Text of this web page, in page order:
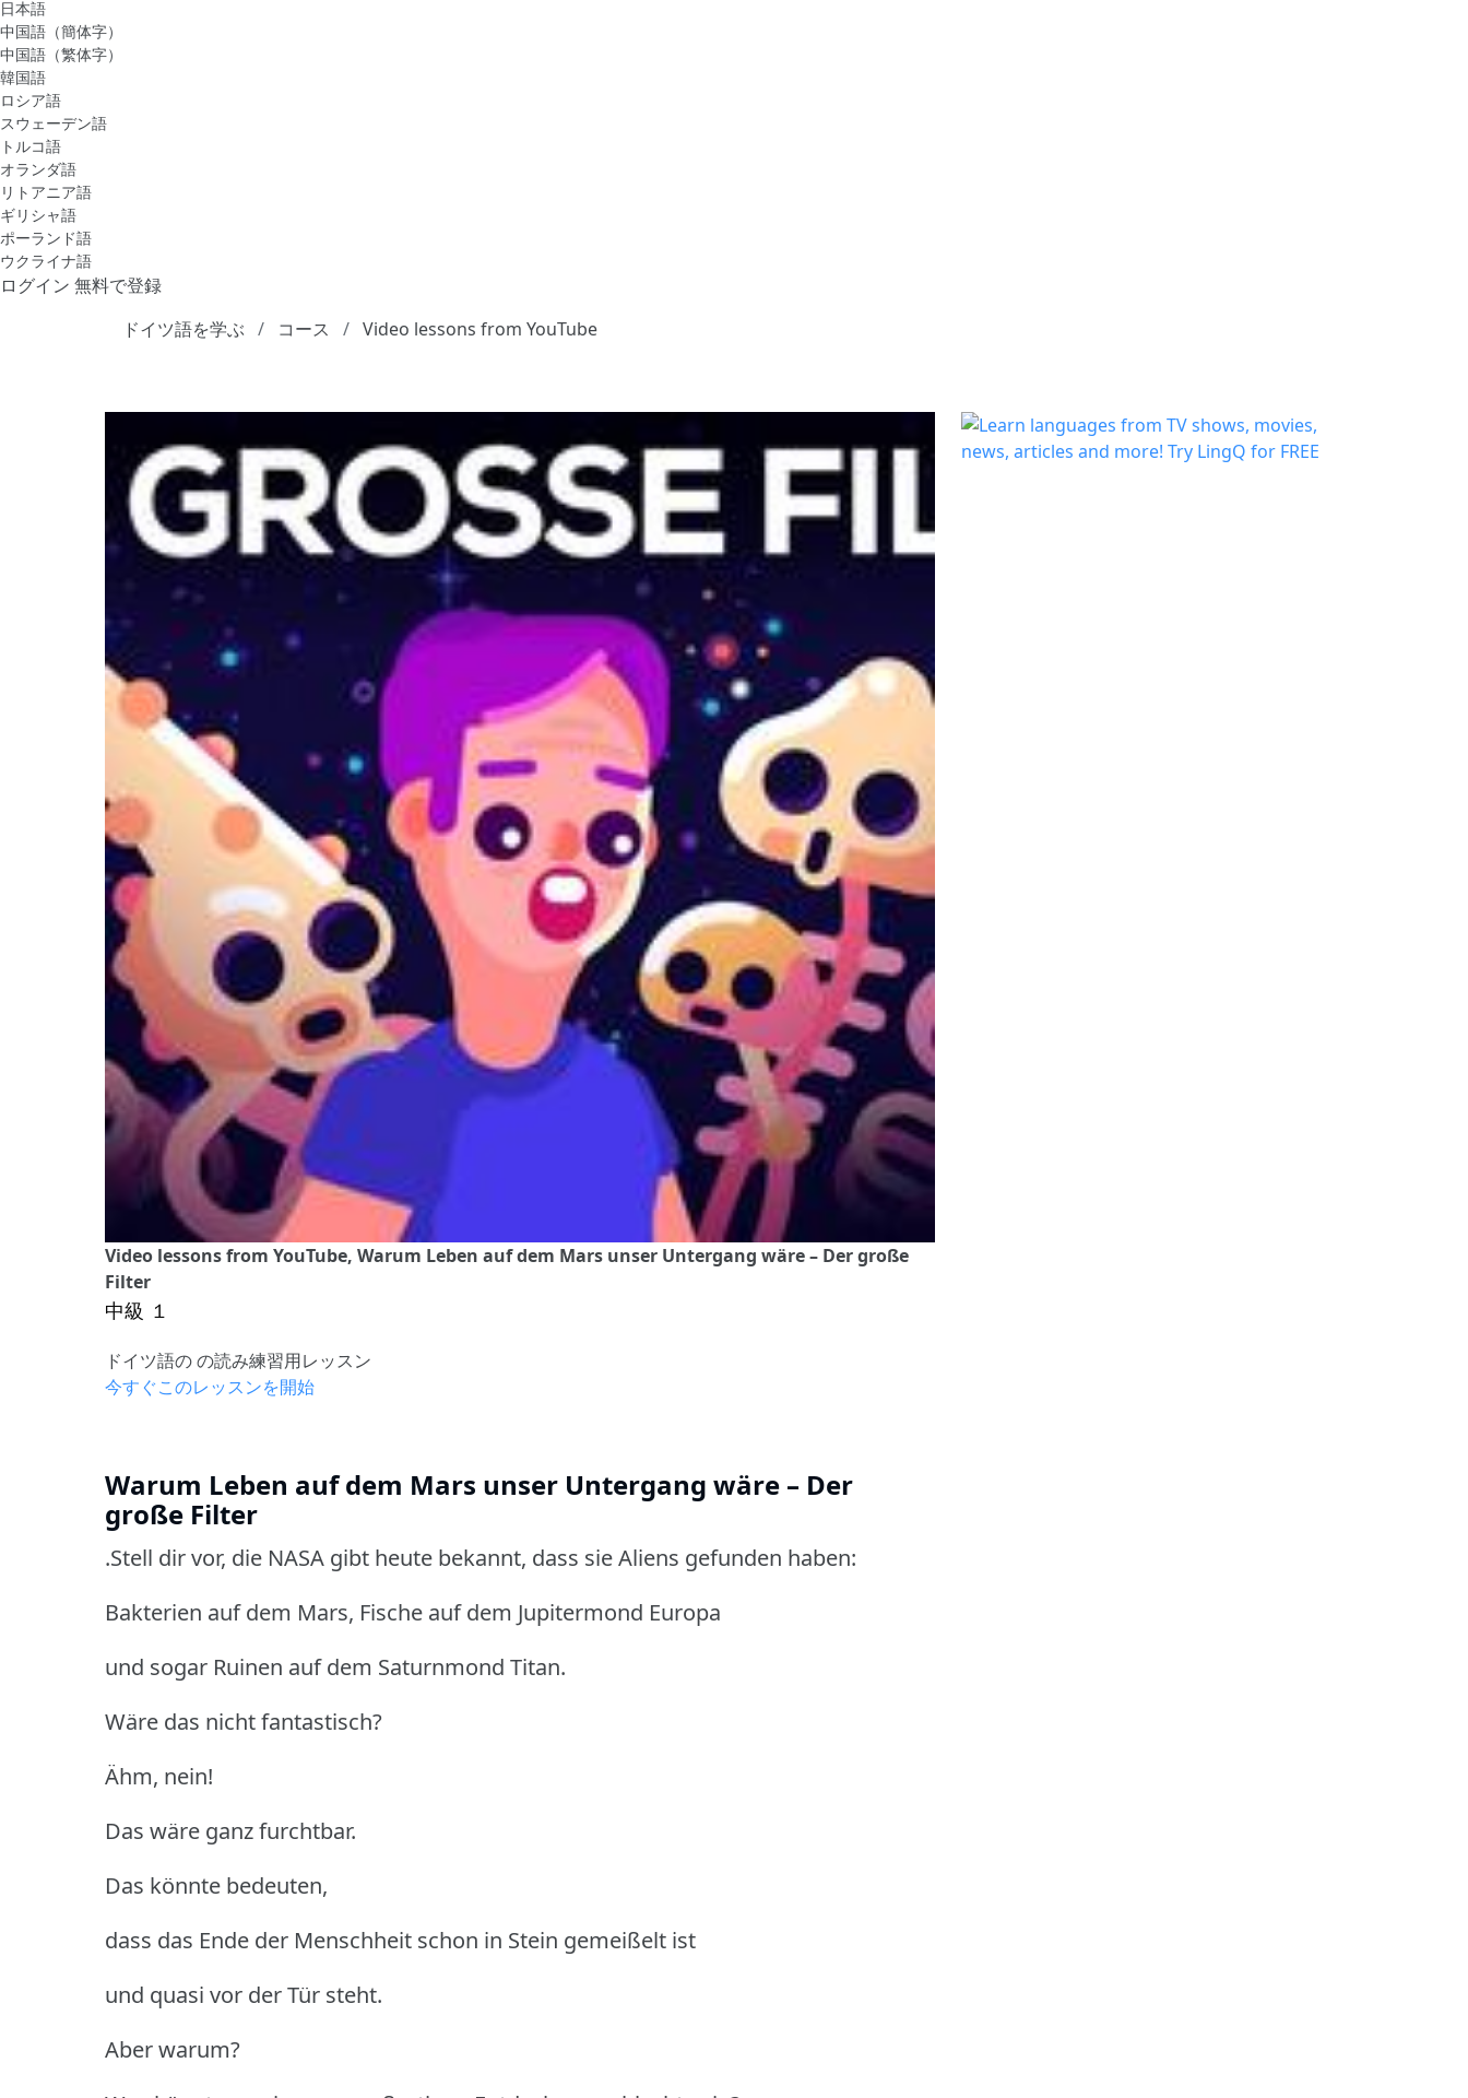
日本語
中国語（簡体字）
中国語（繁体字）
韓国語
ロシア語
スウェーデン語
トルコ語
オランダ語
リトアニア語
ギリシャ語
ポーランド語
ウクライナ語
ログイン 無料で登録
ドイツ語を学ぶ
コース Video lessons from YouTube
Video lessons from YouTube, Warum Leben auf dem Mars unser Untergang wäre – Der große
Filter
中級 １
ドイツ語の の読み練習用レッスン
今すぐこのレッスンを開始
Warum Leben auf dem Mars unser Untergang wäre – Der
große Filter
.Stell dir vor, die NASA gibt heute bekannt, dass sie Aliens gefunden haben:
Bakterien auf dem Mars, Fische auf dem Jupitermond Europa
und sogar Ruinen auf dem Saturnmond Titan.
Wäre das nicht fantastisch?
Ähm, nein!
Das wäre ganz furchtbar.
Das könnte bedeuten,
dass das Ende der Menschheit schon in Stein gemeißelt ist
und quasi vor der Tür steht.
Aber warum?